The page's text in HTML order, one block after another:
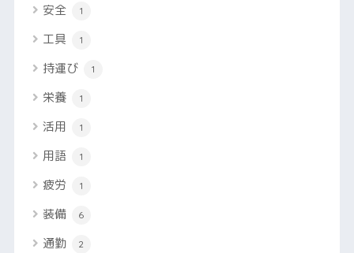
安全 1
工具 1
持運び 1
栄養 1
活用 1
用語 1
疲労 1
装備 6
通勤 2